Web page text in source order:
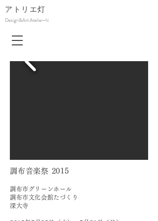
Design&Art Atelier-hi
アトリエ灯
調布音楽祭 2015
調布市グリーンホール
調布市文化会館たづくり
深大寺